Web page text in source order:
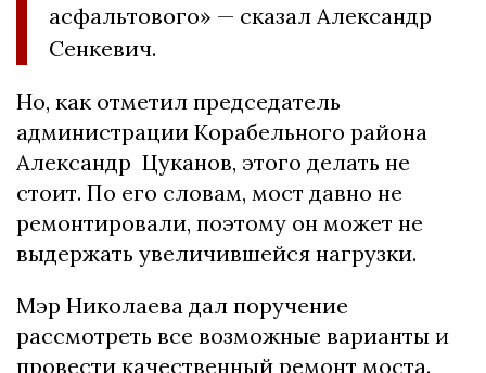
асфальтового» — сказал Александр
Сенкевич.
Но, как отметил председатель
администрации Корабельного района
Александр Цуканов, этого делать не
стоит. По его словам, мост давно не
ремонтировали, поэтому он может не
выдержать увеличившейся нагрузки.
Мэр Николаева дал поручение
рассмотреть все возможные варианты и
провести качественный ремонт моста.